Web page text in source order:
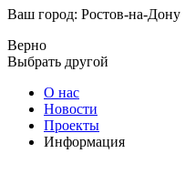
Ваш город: Ростов-на-Дону
Верно
Выбрать другой
О нас
Новости
Проекты
Информация